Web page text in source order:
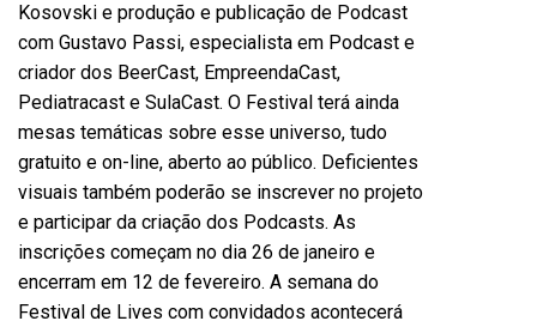
Kosovski e produção e publicação de Podcast
com Gustavo Passi, especialista em Podcast e
criador dos BeerCast, EmpreendaCast,
Pediatracast e SulaCast. O Festival terá ainda
mesas temáticas sobre esse universo, tudo
gratuito e on-line, aberto ao público. Deficientes
visuais também poderão se inscrever no projeto
e participar da criação dos Podcasts. As
inscrições começam no dia 26 de janeiro e
encerram em 12 de fevereiro. A semana do
Festival de Lives com convidados acontecerá